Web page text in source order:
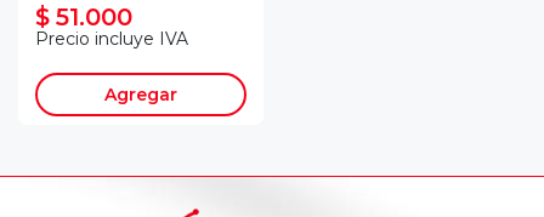
$ 51.000
Precio incluye IVA
Agregar